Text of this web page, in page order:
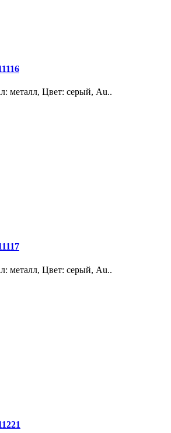
металл, Цвет: серый, Au..
металл, Цвет: серый, Au..